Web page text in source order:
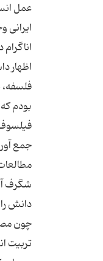
عمل
ایرانی
اظهار
بودم
فیلسوف
جمع
شگرف
دانش
چون
تربیت